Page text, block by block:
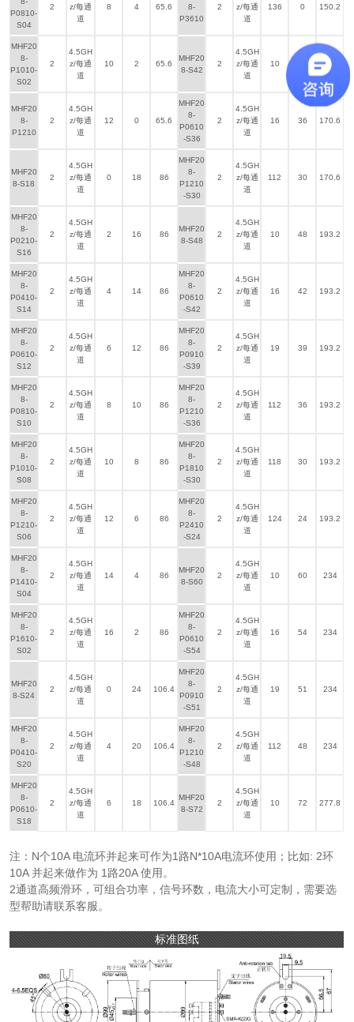
P0810-
S04
2
z/每通
道
8 4 65.6
8-
P3610
2
z/每通
道
136 0 150.2
MHF20
8-
P1010-
S02
2
4.5GH
z/每通
道
10 2 65.6
MHF20
8-S42
2
4.5GH
z/每通
道
10 170.6
MHF20
8-
P1210
2
4.5GH
z/每通
道
12 0 65.6
MHF20
8-
P0610
-S36
2
4.5GH
z/每通
道
16 36 170.6
MHF20
8-S18
2
4.5GH
z/每通
道
0 18 86
MHF20
8-
P1210
-S30
2
4.5GH
z/每通
道
112 30 170.6
MHF20
8-
P0210-
S16
2
4.5GH
z/每通
道
2 16 86
MHF20
8-S48
2
4.5GH
z/每通
道
10 48 193.2
MHF20
8-
P0410-
S14
2
4.5GH
z/每通
道
4 14 86
MHF20
8-
P0610
-S42
2
4.5GH
z/每通
道
16 42 193.2
MHF20
8-
P0610-
S12
2
4.5GH
z/每通
道
6 12 86
MHF20
8-
P0910
-S39
2
4.5GH
z/每通
道
19 39 193.2
MHF20
8-
P0810-
S10
2
4.5GH
z/每通
道
8 10 86
MHF20
8-
P1210
-S36
2
4.5GH
z/每通
道
112 36 193.2
MHF20
8-
P1010-
S08
2
4.5GH
z/每通
道
10 8 86
MHF20
8-
P1810
-S30
2
4.5GH
z/每通
道
118 30 193.2
MHF20
8-
P1210-
S06
2
4.5GH
z/每通
道
12 6 86
MHF20
8-
P2410
-S24
2
4.5GH
z/每通
道
124 24 193.2
MHF20
8-
P1410-
S04
2
4.5GH
z/每通
道
14 4 86
MHF20
8-S60
2
4.5GH
z/每通
道
10 60 234
MHF20
8-
P1610-
S02
2
4.5GH
z/每通
道
16 2 86
MHF20
8-
P0610
-S54
2
4.5GH
z/每通
道
16 54 234
MHF20
8-S24
2
4.5GH
z/每通
道
0 24 106.4
MHF20
8-
P0910
-S51
2
4.5GH
z/每通
道
19 51 234
MHF20
8-
P0410-
S20
2
4.5GH
z/每通
道
4 20 106.4
MHF20
8-
P1210
-S48
2
4.5GH
z/每通
道
112 48 234
MHF20
8-
P0610-
S18
2
4.5GH
z/每通
道
6 18 106.4
MHF20
8-S72
2
4.5GH
z/每通
道
10 72 277.8
注：N个10A 电流环并起来可作为1路N*10A电流环使用；比如: 2环
10A 并起来做作为 1路20A 使用。
2通道高频滑环，可组合功率，信号环数，电流大小可定制，需要选
型帮助请联系客服。
标准图纸